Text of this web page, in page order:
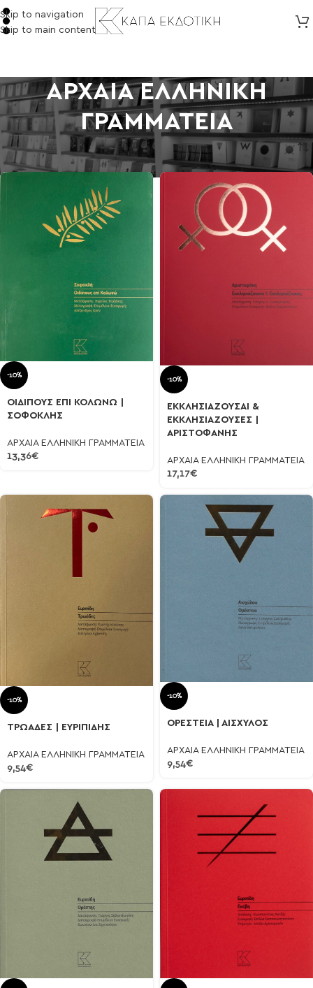
Skip to navigation
Skip to main content
ΑΡΧΑΙΑ ΕΛΛΗΝΙΚΗ
ΓΡΑΜΜΑΤΕΙΑ
Αρχική σελίδα ΑΡΧΑΙΑ ΕΛΛΗΝΙΚΗ ΓΡΑΜΜΑΤΕΙΑ
-10%
ΟΙΔΙΠΟΥΣ ΕΠΙ ΚΟΛΩΝΩ |
ΣΟΦΟΚΛΗΣ
ΑΡΧΑΙΑ ΕΛΛΗΝΙΚΗ ΓΡΑΜΜΑΤΕΙΑ
13,36€
-10%
ΕΚΚΛΗΣΙΑΖΟΥΣΑΙ &
ΕΚΚΛΗΣΙΑΖΟΥΣΕΣ |
ΑΡΙΣΤΟΦΑΝΗΣ
ΑΡΧΑΙΑ ΕΛΛΗΝΙΚΗ ΓΡΑΜΜΑΤΕΙΑ
17,17€
-10%
ΤΡΩΑΔΕΣ | ΕΥΡΙΠΙΔΗΣ
ΑΡΧΑΙΑ ΕΛΛΗΝΙΚΗ ΓΡΑΜΜΑΤΕΙΑ
9,54€
-10%
ΟΡΕΣΤΕΙΑ | ΑΙΣΧΥΛΟΣ
ΑΡΧΑΙΑ ΕΛΛΗΝΙΚΗ ΓΡΑΜΜΑΤΕΙΑ
9,54€